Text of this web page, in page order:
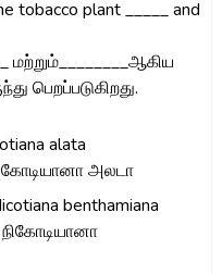
tobacco plant _____ and
மற்றும்________ஆகிய
பெறப்படுகிறது.
alata
அலடா
benthamiana